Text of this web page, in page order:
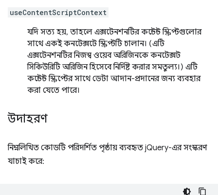
useContentScriptContext
যদি সত্য হয়, তাহলে এক্সটেনশনটির কন্টেন্ট স্ক্রিপ্টগুলোর
সাথে একই কনটেক্সটে স্ক্রিপ্টটি চালান। (এটি
এক্সটেনশনটির নিজস্ব ওয়েব অরিজিনকে কনটেক্সট
সিকিউরিটি অরিজিন হিসেবে নির্দিষ্ট করার সমতুল্য।) এটি
কন্টেন্ট স্ক্রিপ্টের সাথে ডেটা আদান-প্রদানের জন্য ব্যবহার
করা যেতে পারে।
উদাহরণ
নিম্নলিখিত কোডটি পরিদর্শিত পৃষ্ঠায় ব্যবহৃত jQuery-এর সংস্করণ
যাচাই করে: